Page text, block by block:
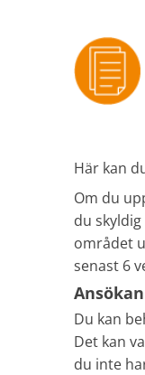
Här kan
Om du
du
området
senast 6
Ansökan
Du kan
Det kan
du inte